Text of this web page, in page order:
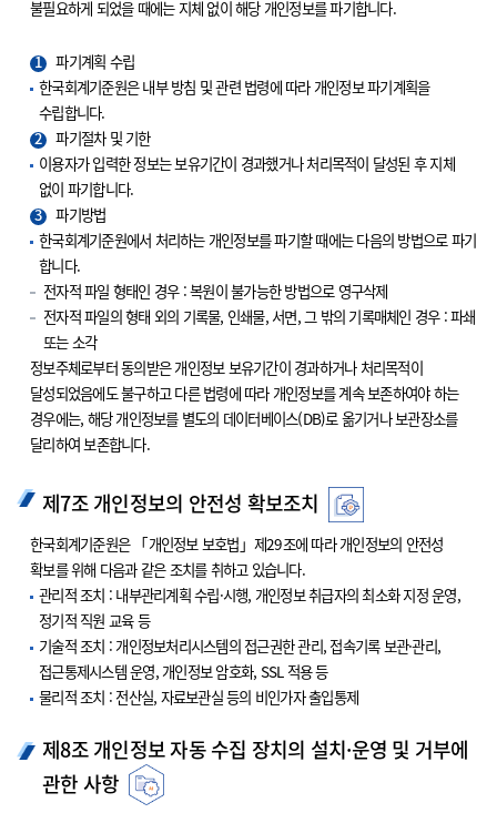
불필요하게 되었을 때에는 지체 없이 해당 개인정보를 파기합니다.
1
파기계획 수립
한국회계기준원은 내부 방침 및 관련 법령에 따라 개인정보 파기계획을
수립합니다.
2
파기절차 및 기한
이용자가 입력한 정보는 보유기간이 경과했거나 처리목적이 달성된 후 지체
없이 파기합니다.
3
파기방법
한국회계기준원에서 처리하는 개인정보를 파기할 때에는 다음의 방법으로 파기
합니다.
전자적 파일 형태인 경우 : 복원이 불가능한 방법으로 영구삭제
전자적 파일의 형태 외의 기록물, 인쇄물, 서면, 그 밖의 기록매체인 경우 : 파쇄
또는 소각
정보주체로부터 동의받은 개인정보 보유기간이 경과하거나 처리목적이
달성되었음에도 불구하고 다른 법령에 따라 개인정보를 계속 보존하여야 하는
경우에는, 해당 개인정보를 별도의 데이터베이스(DB)로 옮기거나 보관장소를
달리하여 보존합니다.
제7조 개인정보의 안전성 확보조치
한국회계기준원은 「개인정보 보호법」제29조에 따라 개인정보의 안전성
확보를 위해 다음과 같은 조치를 취하고 있습니다.
관리적 조치 : 내부관리계획 수립·시행, 개인정보 취급자의 최소화 지정 운영,
정기적 직원 교육 등
기술적 조치 : 개인정보처리시스템의 접근권한 관리, 접속기록 보관·관리,
접근통제시스템 운영, 개인정보 암호화, SSL 적용 등
물리적 조치 : 전산실, 자료보관실 등의 비인가자 출입통제
제8조 개인정보 자동 수집 장치의 설치·운영 및 거부에
관한 사항